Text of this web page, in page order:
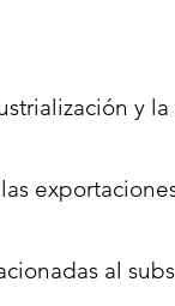
y la
al